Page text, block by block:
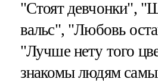
"Стоят девчонки",
вальс", "Любовь
"Лучше нету того
знакомы людям